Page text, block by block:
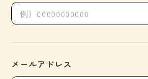
メールアドレス